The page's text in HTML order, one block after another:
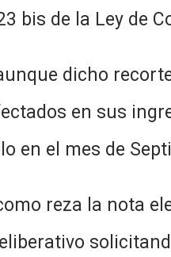
bis de la Ley de
será
en sus
en el mes de
elevada